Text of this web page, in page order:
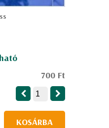
700 Ft
KOSÁRBA